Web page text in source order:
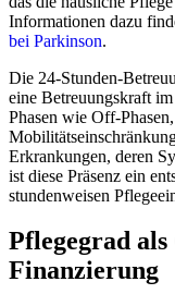
Informationen dazu
bei Parkinson.
Die 24-Stunden-
eine Betreuungskraft
Phasen wie Off-
Erkrankungen, deren
ist diese Präsenz ein
stundenweisen
Pflegegrad
Finanzierung